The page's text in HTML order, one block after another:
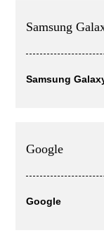
Samsung
Samsung
Google
Google